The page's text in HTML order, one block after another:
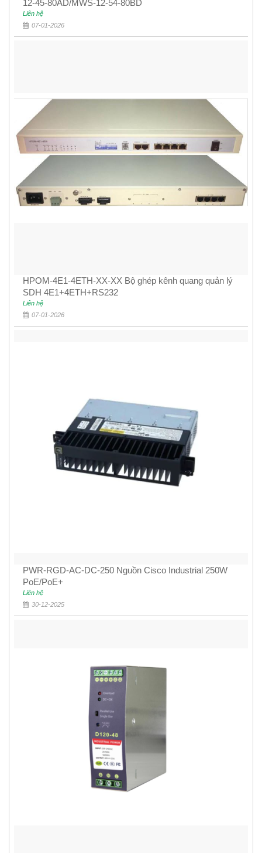
12-45-80AD/MWS-12-54-80BD
Liên hệ
07-01-2026
HPOM-4E1-4ETH-XX-XX Bộ ghép kênh quang quản lý
SDH 4E1+4ETH+RS232
Liên hệ
07-01-2026
PWR-RGD-AC-DC-250 Nguồn Cisco Industrial 250W
PoE/PoE+
Liên hệ
30-12-2025